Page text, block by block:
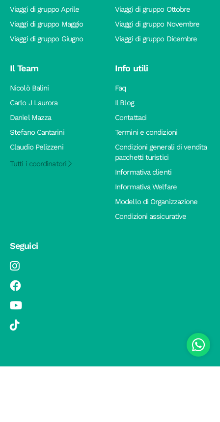
Viaggi di gruppo Aprile
Viaggi di gruppo Maggio
Viaggi di gruppo Giugno
Viaggi di gruppo Ottobre
Viaggi di gruppo Novembre
Viaggi di gruppo Dicembre
Il Team
Nicolò Balini
Carlo J Laurora
Daniel Mazza
Stefano Cantarini
Claudio Pelizzeni
Tutti i coordinatori
Info utili
Faq
Il Blog
Contattaci
Termini e condizioni
Condizioni generali di vendita
pacchetti turistici
Informativa clienti
Informativa Welfare
Modello di Organizzazione
Condizioni assicurative
Seguici